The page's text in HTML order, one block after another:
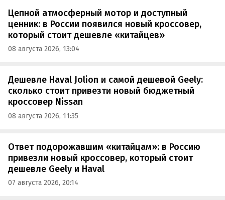
Цепной атмосферный мотор и доступный
ценник: в России появился новый кроссовер,
который стоит дешевле «китайцев»
08 августа 2026, 13:04
Дешевле Haval Jolion и самой дешевой Geely:
сколько стоит привезти новый бюджетный
кроссовер Nissan
08 августа 2026, 11:35
Ответ подорожавшим «китайцам»: в Россию
привезли новый кроссовер, который стоит
дешевле Geely и Haval
07 августа 2026, 20:14